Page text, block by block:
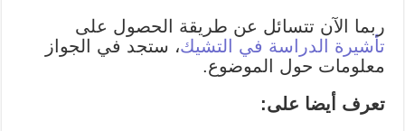
ربما الآن تتسائل عن طريقة الحصول على
تأشيرة الدراسة في التشيك، ستجد في الجواز
معلومات حول الموضوع.
تعرف أيضا على: